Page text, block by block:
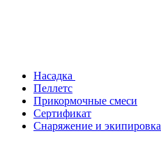
Насадка
Пеллетс
Прикормочные смеси
Сертификат
Снаряжение и экипировка